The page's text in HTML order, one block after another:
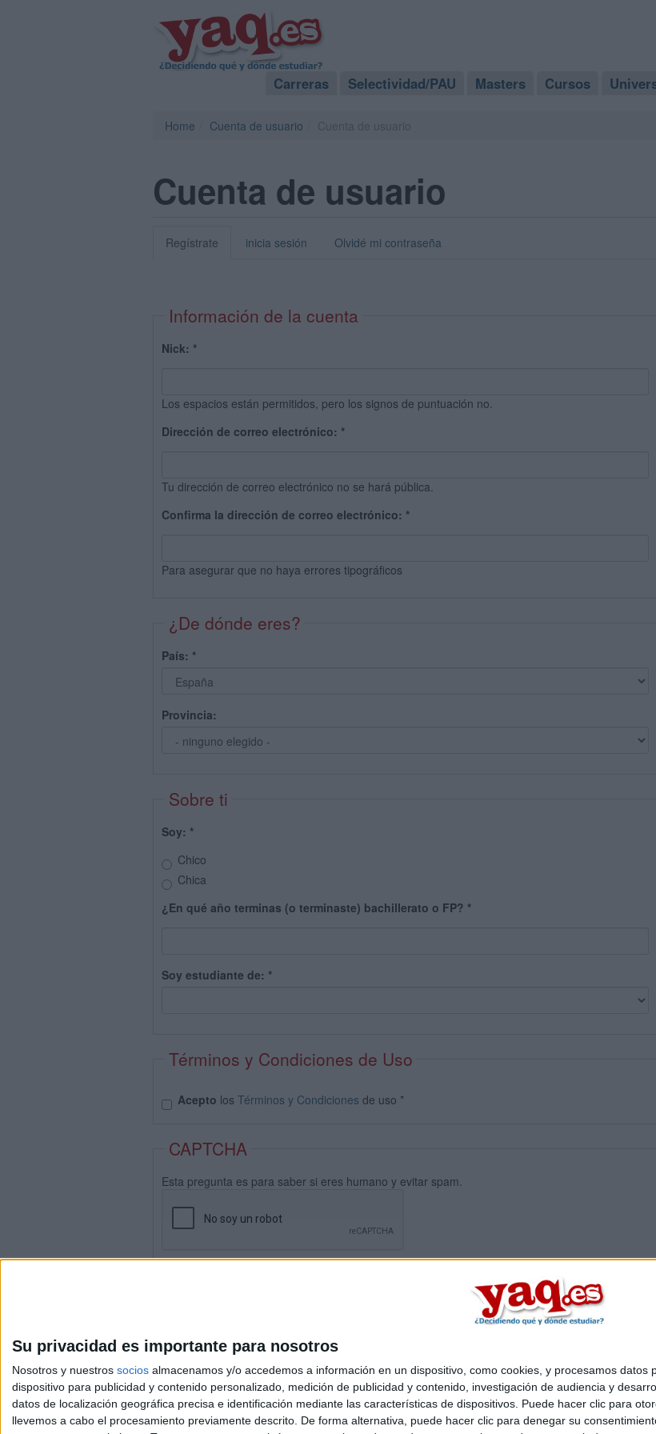
Su privacidad es importante para nosotros
Nosotros y nuestros socios almacenamos y/o accedemos a información en un dispositivo, como cookies, y procesamos
dispositivo para publicidad y contenido personalizado, medición de publicidad y contenido, investigación de audiencia y
datos de localización geográfica precisa e identificación mediante las características de dispositivos. Puede hacer clic para
llevemos a cabo el procesamiento previamente descrito. De forma alternativa, puede hacer clic para denegar su
Carreras Selectividad/PAU Masters Cursos
Home Cuenta de usuario
Cuenta de usuario
Regístrate inicia sesión Olvidé mi contraseña
Información de la cuenta
Nick: *
Los espacios están permitidos, pero los signos de puntuación no.
Dirección de correo electrónico: *
Tu dirección de correo electrónico no se hará pública.
Confirma la dirección de correo electrónico: *
Para asegurar que no haya errores tipográficos
¿De dónde eres?
País: *
Provincia:
Sobre ti
Soy: *
Chico
Chica
¿En qué año terminas (o terminaste) bachillerato o FP? *
Soy estudiante de: *
Términos y Condiciones de Uso
Acepto los Términos y Condiciones de uso *
CAPTCHA
Esta pregunta es para saber si eres humano y evitar spam.
Quiénes somos |Contactar| Anúnciate
Aviso legal|Politica de privacidad|Condiciones generales|